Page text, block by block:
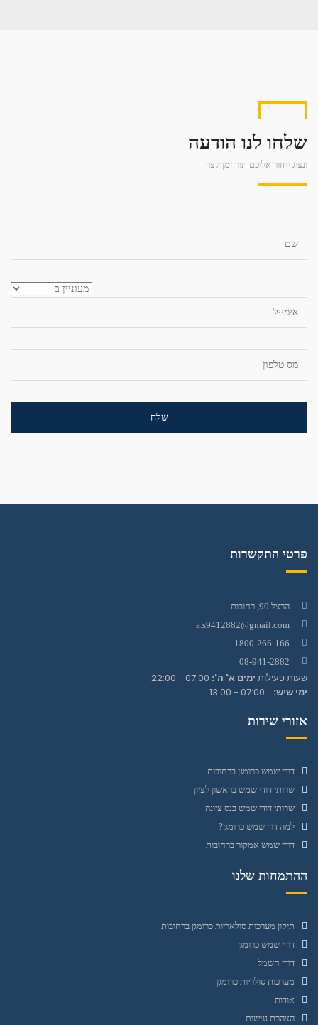
שלחו לנו הודעה
ונציג יחזור אליכם תוך זמן קצר
פרטי התקשרות
הרצל 90, רחובות.
a.s9412882@gmail.com
1800-266-166
08-941-2882
שעות פעילות ימים א' ה':
ימי שיש:
אזורי שירות
דודי שמש כרומגן ברחובות
שרותי דודי שמש בראשון לציון
שרותי דודי שמש בנס ציונה
למה דוד שמש כרומגן?
דודי שמש אמקור ברחובות
ההתמחות שלנו
תיקון מערכות סולאריות כרומגן ברחובות
דודי שמש כרומגן
דודי חשמל
מערכות סולריות כרומגן
אודות
הצהרת נגישות